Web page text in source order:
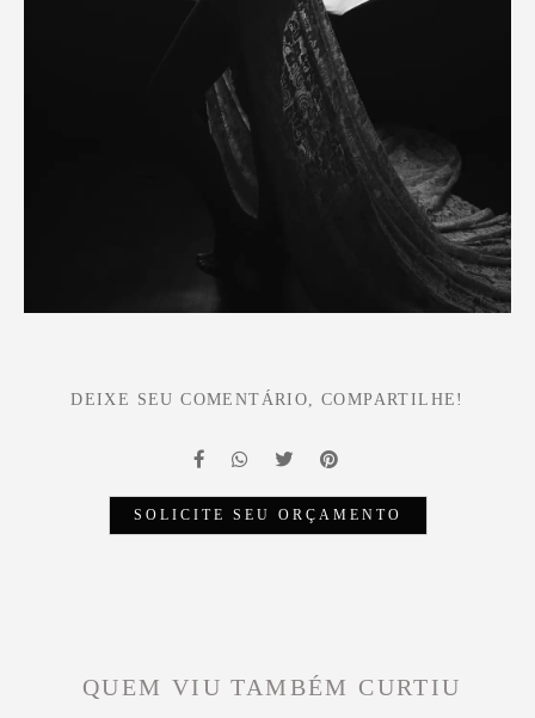
DEIXE SEU COMENTÁRIO, COMPARTILHE!
SOLICITE SEU ORÇAMENTO
QUEM VIU TAMBÉM CURTIU